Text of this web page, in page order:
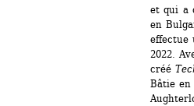
et qui a
en
effectue
2022.
créé
Bâtie en